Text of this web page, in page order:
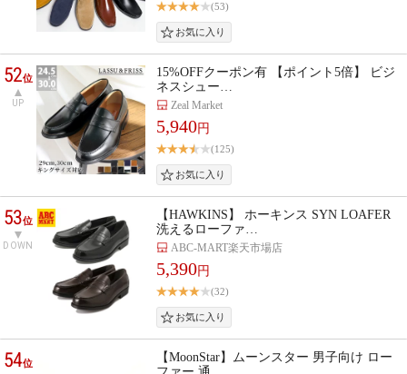
(53)
52位
UP
15%OFFクーポン有 【ポイント5倍】 ビジ
ネスシュー…
Zeal Market
5,940円
(125)
53位
DOWN
【HAWKINS】 ホーキンス SYN LOAFER
洗えるローファ…
ABC-MART楽天市場店
5,390円
(32)
54位
【MoonStar】ムーンスター 男子向け ロー